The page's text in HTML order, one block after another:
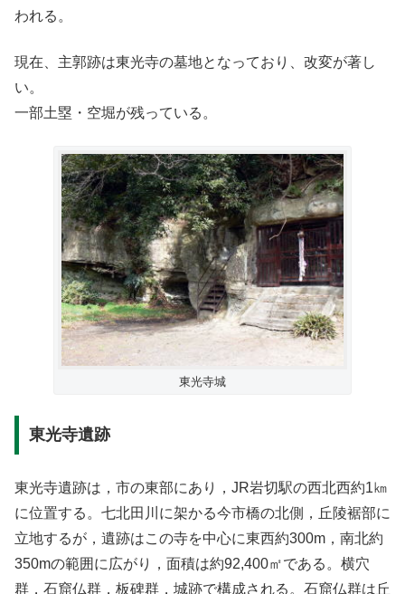
われる。
現在、主郭跡は東光寺の墓地となっており、改変が著し
い。
一部土塁・空堀が残っている。
東光寺城
東光寺遺跡
東光寺遺跡は，市の東部にあり，JR岩切駅の西北西約1㎞
に位置する。七北田川に架かる今市橋の北側，丘陵裾部に
立地するが，遺跡はこの寺を中心に東西約300m，南北約
350mの範囲に広がり，面積は約92,400㎡である。横穴
群，石窟仏群，板碑群，城跡で構成される。石窟仏群は丘